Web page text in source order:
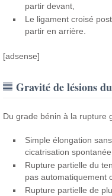
partir devant,
Le ligament croisé
partir en arrière.
[adsense]
Gravité de lésions
Du grade bénin à la rupture
Simple élongation
cicatrisation
Rupture partielle du
pas automatiquement
Rupture partielle de